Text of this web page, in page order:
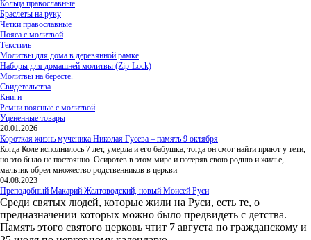
Кольца православные
Браслеты на руку
Четки православные
Пояса с молитвой
Текстиль
Молитвы для дома в деревянной рамке
Наборы для домашней молитвы (Zip-Lock)
Молитвы на бересте.
Свидетельства
Книги
Ремни поясные с молитвой
Уцененные товары
20.01.2026
Короткая жизнь мученика Николая Гусева – память 9 октября
Когда Коле исполнилось 7 лет, умерла и его бабушка, тогда он смог найти приют у тети,
но это было не постоянно. Осиротев в этом мире и потеряв свою родню и жилье,
мальчик обрел множество родственников в церкви
04.08.2023
Преподобный Макарий Желтоводский, новый Моисей Руси
Среди святых людей, которые жили на Руси, есть те, о
предназначении которых можно было предвидеть с детства.
Память этого святого церковь чтит 7 августа по гражданскому и